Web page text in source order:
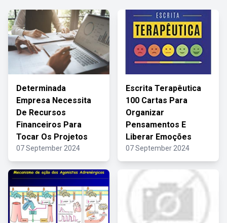
Determinada
Empresa Necessita
De Recursos
Financeiros Para
Tocar Os Projetos
07 September 2024
Escrita Terapêutica
100 Cartas Para
Organizar
Pensamentos E
Liberar Emoções
07 September 2024